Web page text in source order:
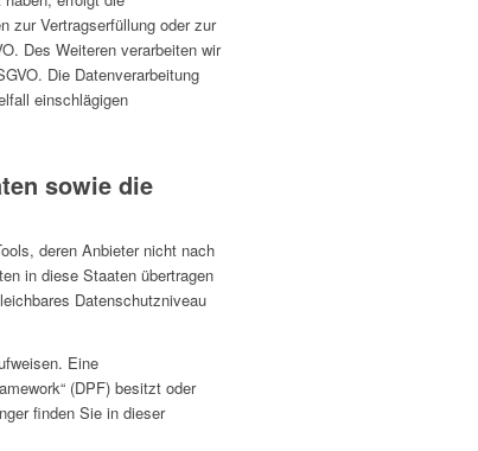
zur Vertragserfüllung oder zur
Des Weiteren verarbeiten wir
Die Datenverarbeitung
einschlägigen
sowie die
deren Anbieter nicht nach
in diese Staaten übertragen
Datenschutzniveau
Eine
(DPF) besitzt oder
finden Sie in dieser